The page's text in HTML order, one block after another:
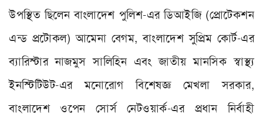
উপস্থিত ছিলেন বাংলাদেশ পুলিশ-এর ডিআইজি (প্রোটেকশন
এন্ড প্রটোকল) আমেনা বেগম,বাংলাদেশ সুপ্রিম কোর্ট-এর
ব্যারিস্টার নাজমুস সালিহিন এবং জাতীয় মানসিক স্বাস্থ্য
ইনস্টিটিউট-এর মনোরোগ বিশেষজ্ঞ মেখলা সরকার,
বাংলাদেশ ওপেন সোর্স নেটওয়ার্ক-এর প্রধান নির্বাহী